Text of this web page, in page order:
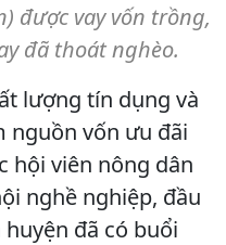
được vay vốn trồng,
đã thoát nghèo.
lượng tín dụng và
vốn ưu đãi
hội viên nông dân
nghề nghiệp, đầu
đã có buổi